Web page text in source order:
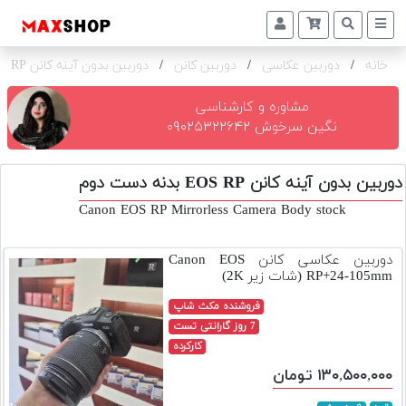
دوربین
و
تجهیزات
و
اکسسوری
دوم
دوربین
و
خانه / دوربین عکاسی / دوربین کانن / دوربین بدون آینه کانن EOS RP بدنه
مشاوره و کارشناسی
نگین سرخوش ۰۹۰۲۵۳۲۲۶۴۲
دوربین بدون آینه کانن EOS RP بدنه دست دوم
Canon EOS RP Mirrorless Camera Body stock
دوربین عکاسی کانن Canon EOS
RP+24-105mm (شات زیر 2K)
فروشنده مکث شاپ
7 روز گارانتی تست
کارکرده
۱۳۰,۵۰۰,۰۰۰ تومان